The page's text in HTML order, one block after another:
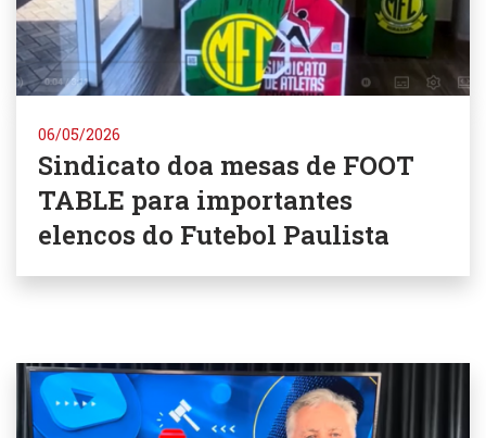
06/05/2026
Sindicato doa mesas de FOOT
TABLE para importantes
elencos do Futebol Paulista